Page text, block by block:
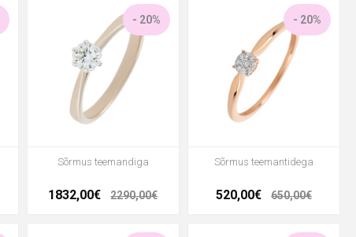
- 20%
Sõrmus teemandiga
1832,00€ 2290,00€
- 20%
Sõrmus teemantidega
520,00€ 650,00€